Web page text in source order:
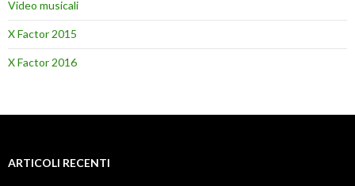
Video musicali
X Factor 2015
X Factor 2016
ARTICOLI RECENTI